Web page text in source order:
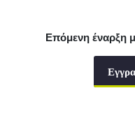
Επόμενη έναρξη